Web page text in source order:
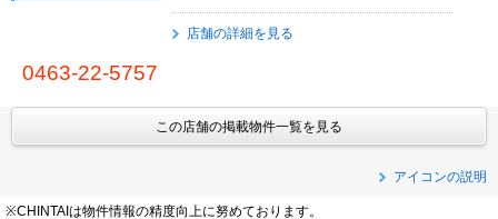
店舗の詳細を見る
0463-22-5757
この店舗の掲載物件一覧を見る
アイコンの説明
※CHINTAIは物件情報の精度向上に努めております。